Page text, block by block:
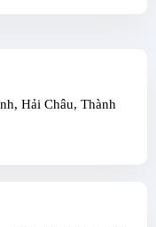
Hải Châu, Thành